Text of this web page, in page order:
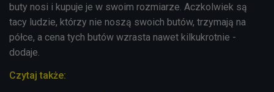
buty nosi i kupuje je w swoim rozmiarze. Aczkolwiek są
tacy ludzie, którzy nie noszą swoich butów, trzymają na
półce, a cena tych butów wzrasta nawet kilkukrotnie -
dodaje.
Czytaj także: